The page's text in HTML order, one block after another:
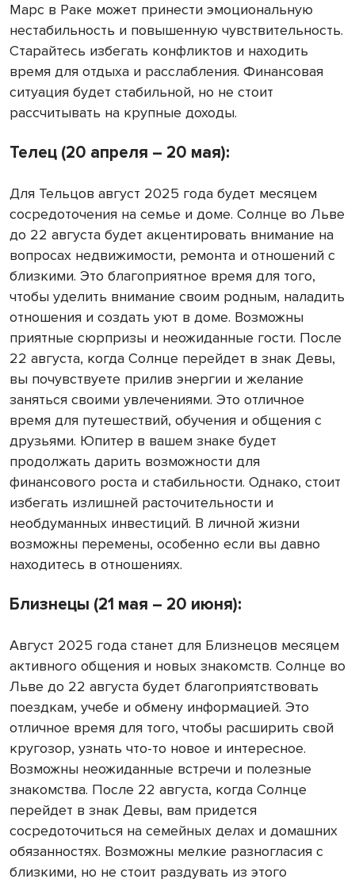
Марс в Раке может принести эмоциональную
нестабильность и повышенную чувствительность.
Старайтесь избегать конфликтов и находить
время для отдыха и расслабления. Финансовая
ситуация будет стабильной, но не стоит
рассчитывать на крупные доходы.
Телец (20 апреля – 20 мая):
Для Тельцов август 2025 года будет месяцем
сосредоточения на семье и доме. Солнце во Льве
до 22 августа будет акцентировать внимание на
вопросах недвижимости, ремонта и отношений с
близкими. Это благоприятное время для того,
чтобы уделить внимание своим родным, наладить
отношения и создать уют в доме. Возможны
приятные сюрпризы и неожиданные гости. После
22 августа, когда Солнце перейдет в знак Девы,
вы почувствуете прилив энергии и желание
заняться своими увлечениями. Это отличное
время для путешествий, обучения и общения с
друзьями. Юпитер в вашем знаке будет
продолжать дарить возможности для
финансового роста и стабильности. Однако, стоит
избегать излишней расточительности и
необдуманных инвестиций. В личной жизни
возможны перемены, особенно если вы давно
находитесь в отношениях.
Близнецы (21 мая – 20 июня):
Август 2025 года станет для Близнецов месяцем
активного общения и новых знакомств. Солнце во
Льве до 22 августа будет благоприятствовать
поездкам, учебе и обмену информацией. Это
отличное время для того, чтобы расширить свой
кругозор, узнать что-то новое и интересное.
Возможны неожиданные встречи и полезные
знакомства. После 22 августа, когда Солнце
перейдет в знак Девы, вам придется
сосредоточиться на семейных делах и домашних
обязанностях. Возможны мелкие разногласия с
близкими, но не стоит раздувать из этого